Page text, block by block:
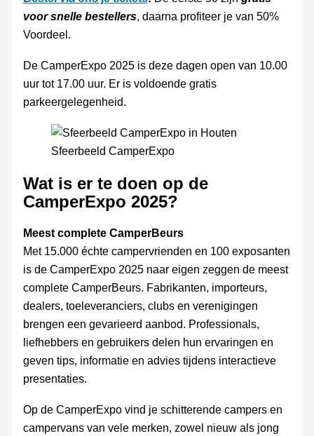
voor snelle bestellers, daarna profiteer je van 50%
Voordeel.
De CamperExpo 2025 is deze dagen open van 10.00
uur tot 17.00 uur. Er is voldoende gratis
parkeergelegenheid.
Sfeerbeeld CamperExpo
Wat is er te doen op de
CamperExpo 2025?
Meest complete CamperBeurs
Met 15.000 échte campervrienden en 100 exposanten
is de CamperExpo 2025 naar eigen zeggen de meest
complete CamperBeurs. Fabrikanten, importeurs,
dealers, toeleveranciers, clubs en verenigingen
brengen een gevarieerd aanbod. Professionals,
liefhebbers en gebruikers delen hun ervaringen en
geven tips, informatie en advies tijdens interactieve
presentaties.
Op de CamperExpo vind je schitterende campers en
campervans van vele merken, zowel nieuw als jong